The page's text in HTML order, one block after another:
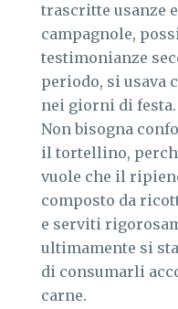
trascritte usanze
campagnole,
testimonianze
periodo, si usava
nei giorni di festa.
Non bisogna
il tortellino,
vuole che il
composto da
e serviti
ultimamente si
di consumarli
carne.